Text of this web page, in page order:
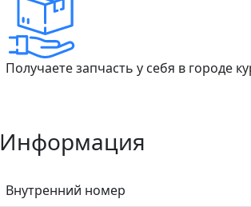
Получаете запчасть у себя в городе
Информация
Внутренний номер